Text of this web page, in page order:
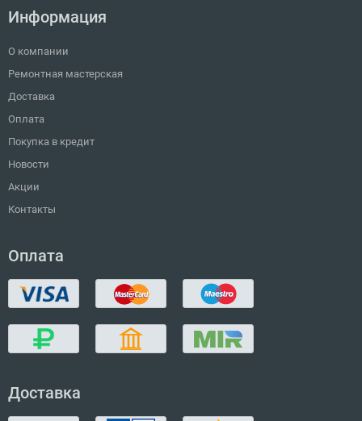
Информация
О компании
Ремонтная мастерская
Доставка
Оплата
Покупка в кредит
Новости
Акции
Контакты
Оплата
Доставка